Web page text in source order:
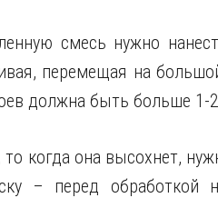
смесь нужно
перемещая на
должна быть больше 1-
когда она высохнет,
– перед обработкой